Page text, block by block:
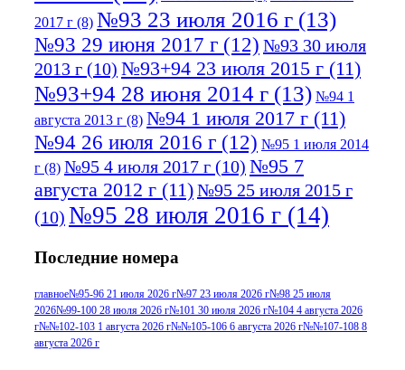
2017 г (8) №93 23 июля 2016 г (13)
№93 29 июня 2017 г (12) №93 30 июля
2013 г (10) №93+94 23 июля 2015 г (11)
№93+94 28 июня 2014 г (13) №94 1
августа 2013 г (8) №94 1 июля 2017 г (11)
№94 26 июля 2016 г (12) №95 1 июля 2014
г (8) №95 4 июля 2017 г (10) №95 7
августа 2012 г (11)№95 25 июля 2015 г
(10) №95 28 июля 2016 г (14)
июля 2017 г(11)№96 9 августа 2012
г(13) №96 28 июля 2015 г(9) №96+97 3
июля 2014 г(10)№96+97 30 июля
2016 г(13)
Последние номера
главное№95-96 21 июля 2026 г№97 23 июля 2026 г№98 25 июля
2026№99-100 28 июля 2026 г№101 30 июля 2026 г№104 4 августа 2026
г№№102-103 1 августа 2026 г№№105-106 6 августа 2026 г№№107-108 8
августа 2026 г